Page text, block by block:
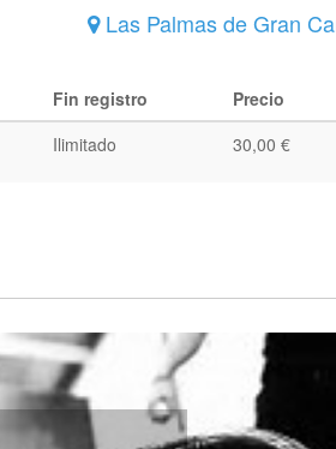
Las Palmas de Gran
Fin registro Precio
Ilimitado 30,00 €